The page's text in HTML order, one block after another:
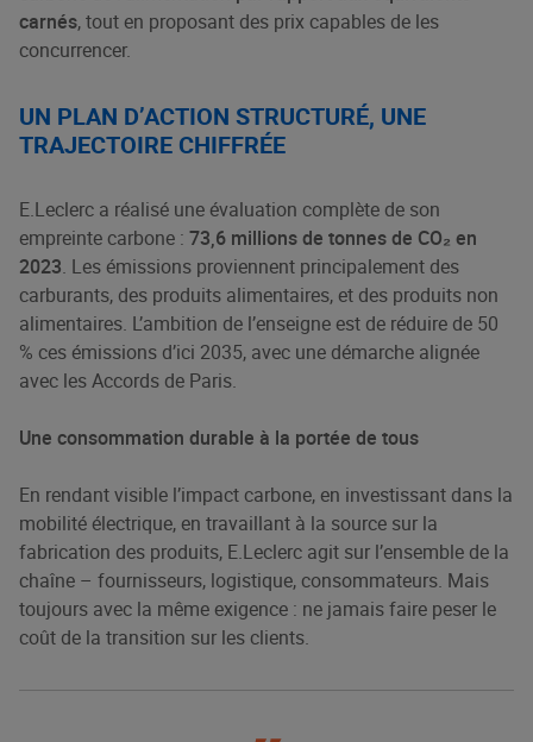
carnés, tout en proposant des prix capables de les
concurrencer.
UN PLAN D’ACTION STRUCTURÉ, UNE
TRAJECTOIRE CHIFFRÉE
E.Leclerc a réalisé une évaluation complète de son
empreinte carbone : 73,6 millions de tonnes de CO₂ en
2023. Les émissions proviennent principalement des
carburants, des produits alimentaires, et des produits non
alimentaires. L’ambition de l’enseigne est de réduire de 50
% ces émissions d’ici 2035, avec une démarche alignée
avec les Accords de Paris.
Une consommation durable à la portée de tous
En rendant visible l’impact carbone, en investissant dans la
mobilité électrique, en travaillant à la source sur la
fabrication des produits, E.Leclerc agit sur l’ensemble de la
chaîne – fournisseurs, logistique, consommateurs. Mais
toujours avec la même exigence : ne jamais faire peser le
coût de la transition sur les clients.